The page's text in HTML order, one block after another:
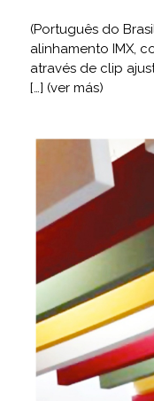
(Português do
alinhamento IMX,
através de clip
[…] (ver más)